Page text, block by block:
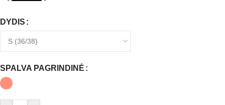
DYDIS
SPALVA PAGRINDINĖ